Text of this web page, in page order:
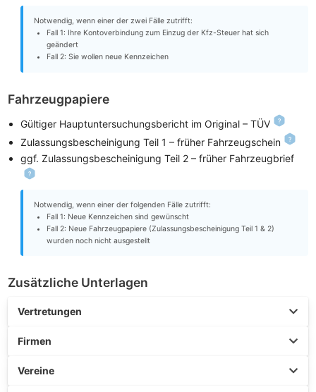
Notwendig, wenn einer der zwei Fälle zutrifft:
Fall 1: Ihre Kontoverbindung zum Einzug der Kfz-Steuer hat sich
geändert
Fall 2: Sie wollen neue Kennzeichen
Fahrzeugpapiere
Gültiger Hauptuntersuchungsbericht im Original – TÜV
Zulassungsbescheinigung Teil 1 – früher Fahrzeugschein
ggf. Zulassungsbescheinigung Teil 2 – früher Fahrzeugbrief
Notwendig, wenn einer der folgenden Fälle zutrifft:
Fall 1: Neue Kennzeichen sind gewünscht
Fall 2: Neue Fahrzeugpapiere (Zulassungsbescheinigung Teil 1 & 2)
wurden noch nicht ausgestellt
Zusätzliche Unterlagen
Vertretungen
Firmen
Vereine